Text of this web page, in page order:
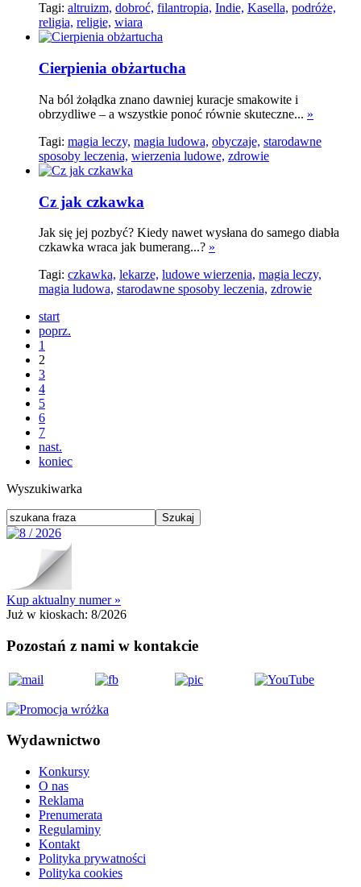
Tagi: altruizm, dobroć, filantropia, Indie, Kasella, podróże,
religia, religie, wiara
Cierpienia obżartucha
Na ból żołądka znano dawniej kuracje smakowite i
obrzydliwe – a wszystkie ponoć równie skuteczne... »
Tagi: magia leczy, magia ludowa, obyczaje, starodawne
sposoby leczenia, wierzenia ludowe, zdrowie
Cz jak czkawka
Jak się jej pozbyć? Kiedy nawet wysłana do samego diabła
czkawka wraca jak bumerang...? »
Tagi: czkawka, lekarze, ludowe wierzenia, magia leczy,
magia ludowa, starodawne sposoby leczenia, zdrowie
start
poprz.
1
2
3
4
5
6
7
nast.
koniec
Wyszukiwarka
Kup aktualny numer »
Już w kioskach: 8/2026
Pozostań z nami w kontakcie
Wydawnictwo
Konkursy
O nas
Reklama
Prenumerata
Regulaminy
Kontakt
Polityka prywatności
Polityka cookies